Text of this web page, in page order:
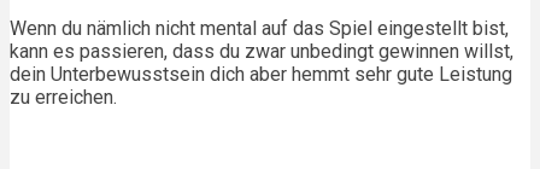
Wenn du nämlich nicht mental auf das Spiel eingestellt bist,
kann es passieren, dass du zwar unbedingt gewinnen willst,
dein Unterbewusstsein dich aber hemmt sehr gute Leistung
zu erreichen.